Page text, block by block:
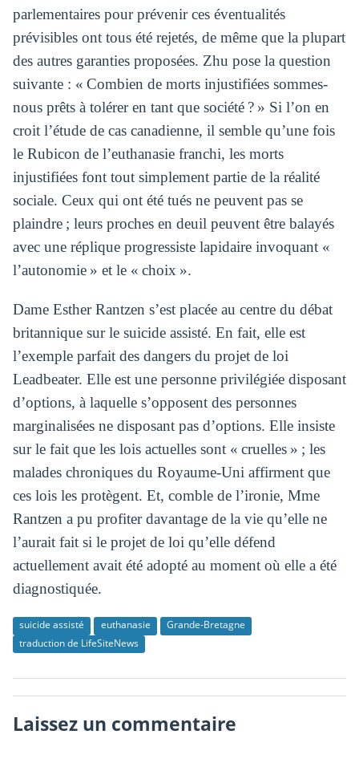
parlementaires pour prévenir ces éventualités
prévisibles ont tous été rejetés, de même que la plupart
des autres garanties proposées. Zhu pose la question
suivante : « Combien de morts injustifiées sommes-
nous prêts à tolérer en tant que société ? » Si l’on en
croit l’étude de cas canadienne, il semble qu’une fois
le Rubicon de l’euthanasie franchi, les morts
injustifiées font tout simplement partie de la réalité
sociale. Ceux qui ont été tués ne peuvent pas se
plaindre ; leurs proches en deuil peuvent être balayés
avec une réplique progressiste lapidaire invoquant «
l’autonomie » et le « choix ».
Dame Esther Rantzen s’est placée au centre du débat
britannique sur le suicide assisté. En fait, elle est
l’exemple parfait des dangers du projet de loi
Leadbeater. Elle est une personne privilégiée disposant
d’options, à laquelle s’opposent des personnes
marginalisées ne disposant pas d’options. Elle insiste
sur le fait que les lois actuelles sont « cruelles » ; les
malades chroniques du Royaume-Uni affirment que
ces lois les protègent. Et, comble de l’ironie, Mme
Rantzen a pu profiter davantage de la vie qu’elle ne
l’aurait fait si le projet de loi qu’elle défend
actuellement avait été adopté au moment où elle a été
diagnostiquée.
suicide assisté euthanasie
Grande-Bretagne
traduction de LifeSiteNews
Laissez un commentaire